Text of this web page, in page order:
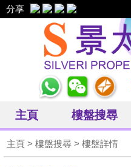
分享
主頁 樓盤搜尋
主頁 > 樓盤搜尋 > 樓盤詳情